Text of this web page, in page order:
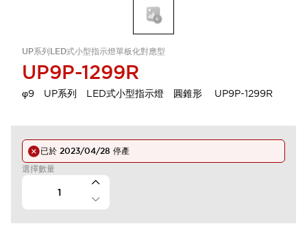
UP系列LED式小型指示燈單板化對應型
UP9P-1299R
φ9 UP系列 LED式小型指示燈 圓錐形 UP9P-1299R
已於 2023/04/28 停產
選擇數量